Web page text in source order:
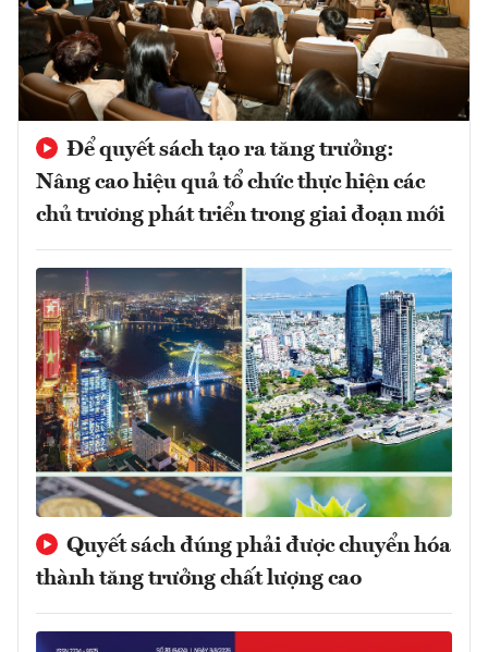
Để quyết sách tạo ra tăng trưởng:
Nâng cao hiệu quả tổ chức thực hiện các
chủ trương phát triển trong giai đoạn mới
Quyết sách đúng phải được chuyển hóa
thành tăng trưởng chất lượng cao